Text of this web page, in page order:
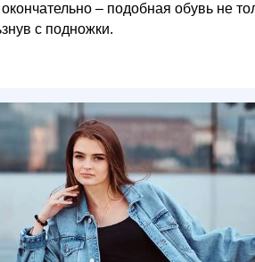
– подобная обувь не
с подножки.